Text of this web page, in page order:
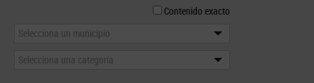
Contenido exacto
Selecciona un municipio
Selecciona una categoría